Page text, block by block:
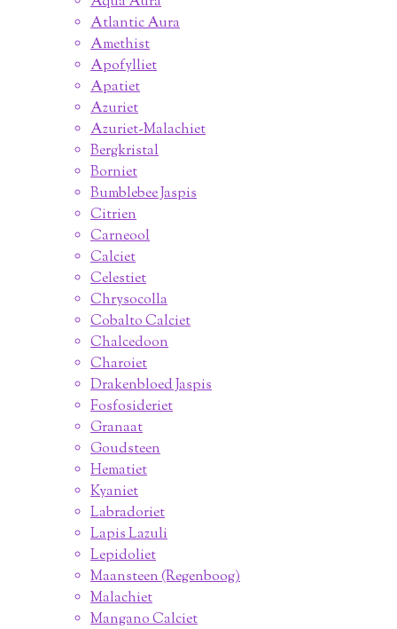
Atlantic Aura
Amethist
Apofylliet
Apatiet
Azuriet
Azuriet-Malachiet
Bergkristal
Borniet
Bumblebee Jaspis
Citrien
Carneool
Calciet
Celestiet
Chrysocolla
Cobalto Calciet
Chalcedoon
Charoiet
Drakenbloed Jaspis
Fosfosideriet
Granaat
Goudsteen
Hematiet
Kyaniet
Labradoriet
Lapis Lazuli
Lepidoliet
Maansteen (Regenboog)
Malachiet
Mangano Calciet